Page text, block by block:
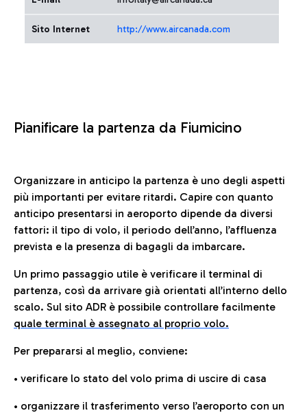
Sito Internet http://www.aircanada.com
Pianificare la partenza da Fiumicino
Organizzare in anticipo la partenza è uno degli aspetti
più importanti per evitare ritardi. Capire con quanto
anticipo presentarsi in aeroporto dipende da diversi
fattori: il tipo di volo, il periodo dell’anno, l’affluenza
prevista e la presenza di bagagli da imbarcare.
Un primo passaggio utile è verificare il terminal di
partenza, così da arrivare già orientati all’interno dello
scalo. Sul sito ADR è possibile controllare facilmente
quale terminal è assegnato al proprio volo.
Per prepararsi al meglio, conviene:
• verificare lo stato del volo prima di uscire di casa
• organizzare il trasferimento verso l’aeroporto con un